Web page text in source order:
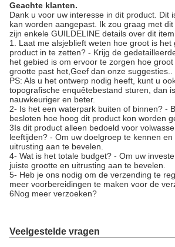
Geachte klanten.
Dank u voor uw interesse in dit product. Dit
kan worden aangepast. Ik zou graag met
zijn enkele GUILDELINE details over dit
1. Laat me alsjeblieft weten hoe groot is het
product in te zetten? - Krijg de
het gebied is om ervoor te zorgen hoe
grootte past het,Geef dan onze suggesties..
PS: Als u het ontwerp nodig heeft, kunt u
topografische enquêtebestand sturen, dan
nauwkeuriger en beter.
2- Is het een waterpark buiten of binnen? -
besloten hoe hoog dit product kon worden
3Is dit product alleen bedoeld voor
leeftijden? - Om uw doelgroep te kennen
uitrusting aan te bevelen.
4- Wat is het totale budget? - Om uw
juiste grootte en uitrusting aan te bevelen.
5- Heb je ons nodig om de verzending te
meer voorbereidingen te maken voor de
6Nog meer verzoeken?
Veelgestelde vragen